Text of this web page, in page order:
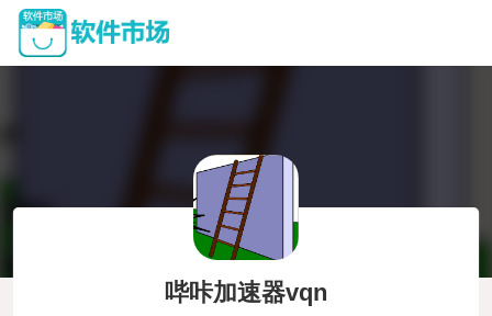
哔咔加速器vqn